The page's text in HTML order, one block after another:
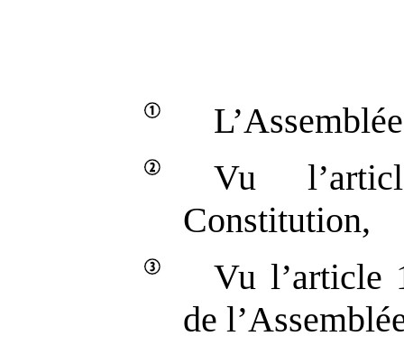
Vu
Constitution,
Vu l’article
de